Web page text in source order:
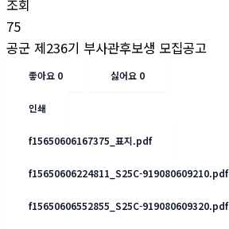
조회
75
공군 제236기 부사관후보생 모집공고
좋아요 0 싫어요 0
인쇄
f15650606167375_표지.pdf
f15650606224811_S25C-919080609210.pdf
f15650606552855_S25C-919080609320.pdf